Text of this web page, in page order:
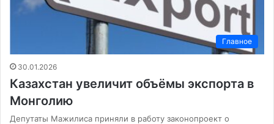
Главное
30.01.2026
Казахстан увеличит объёмы экспорта в
Монголию
Депутаты Мажилиса приняли в работу законопроект о